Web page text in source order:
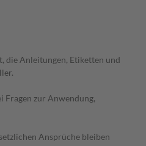
die Anleitungen, Etiketten und
Fragen zur Anwendung,
Ansprüche bleiben